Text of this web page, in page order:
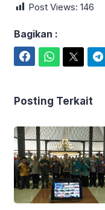
Post Views: 146
Bagikan :
Posting Terkait